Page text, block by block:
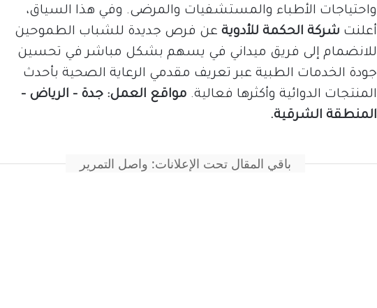
واحتياجات الأطباء والمستشفيات والمرضى. وفي هذا السياق،
أعلنت شركة الحكمة للأدوية عن فرص جديدة للشباب الطموحين
للانضمام إلى فريق ميداني في يسهم بشكل مباشر في تحسين
جودة الخدمات الطبية عبر تعريف مقدمي الرعاية الصحية بأحدث
المنتجات الدوائية وأكثرها فعالية. مواقع العمل: جدة – الرياض –
المنطقة الشرقية.
باقي المقال تحت الإعلانات: واصل التمرير